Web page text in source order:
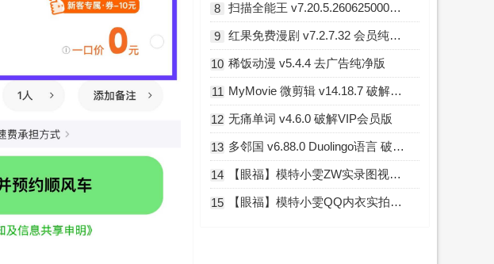
8 扫描全能王 v7.20.5.2606250000 破解高级版
9 红果免费漫剧 v7.2.7.32 会员纯净精简版
10 稀饭动漫 v5.4.4 去广告纯净版
11 MyMovie 微剪辑 v14.18.7 破解Pro专业版
12 无痛单词 v4.6.0 破解VIP会员版
13 多邻国 v6.88.0 Duolingo语言 破解高级版
14 【眼福】模特小雯ZW实录图视频小庚网专属福利 前10送实物福利你懂的
15 【眼福】模特小雯QQ内衣实拍L露图舞蹈小庚网专属福利